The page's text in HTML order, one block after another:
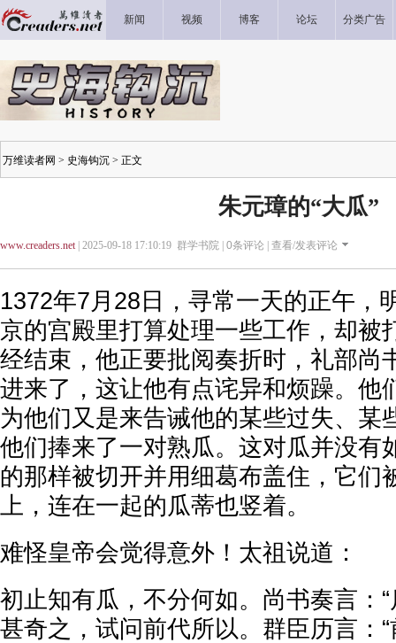
新闻 视频 博客 论坛 分类广告
万维读者网 > 史海钩沉 > 正文
朱元璋的“大瓜”
www.creaders.net| 2025-09-18 17:10:19 群学书院 | 0条评论 | 查看/发表评论
1372年7月28日，寻常一天的正午，
京的宫殿里打算处理一些工作，却被
经结束，他正要批阅奏折时，礼部尚
进来了，这让他有点诧异和烦躁。他
为他们又是来告诫他的某些过失、某
他们捧来了一对熟瓜。这对瓜并没有
的那样被切开并用细葛布盖住，它们
上，连在一起的瓜蒂也竖着。
难怪皇帝会觉得意外！太祖说道：
初止知有瓜，不分何如。尚书奏言：
甚奇之，试问前代所以。群臣历言：